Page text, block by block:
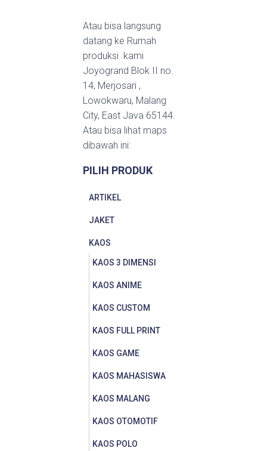
Atau bisa langsung
datang ke Rumah
produksi kami
Joyogrand Blok II no.
14, Merjosari ,
Lowokwaru, Malang
City, East Java 65144.
Atau bisa lihat maps
dibawah ini:
PILIH PRODUK
ARTIKEL
JAKET
KAOS
KAOS 3 DIMENSI
KAOS ANIME
KAOS CUSTOM
KAOS FULL PRINT
KAOS GAME
KAOS MAHASISWA
KAOS MALANG
KAOS OTOMOTIF
KAOS POLO